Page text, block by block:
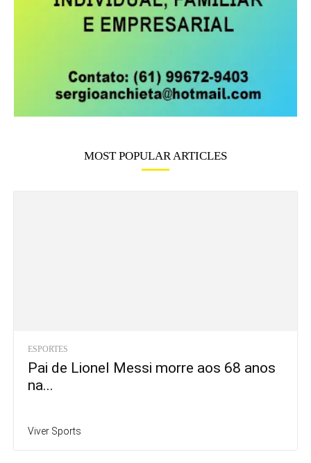
MOST POPULAR ARTICLES
ESPORTES
Pai de Lionel Messi morre aos 68 anos
na...
Viver Sports